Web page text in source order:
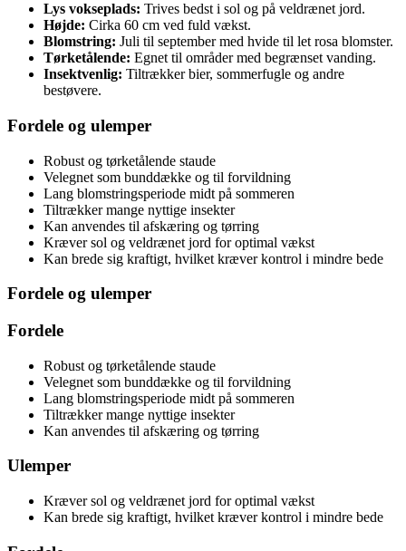
Lys vokseplads: Trives bedst i sol og på veldrænet jord.
Højde: Cirka 60 cm ved fuld vækst.
Blomstring: Juli til september med hvide til let rosa blomster.
Tørketålende: Egnet til områder med begrænset vanding.
Insektvenlig: Tiltrækker bier, sommerfugle og andre
bestøvere.
Fordele og ulemper
Robust og tørketålende staude
Velegnet som bunddække og til forvildning
Lang blomstringsperiode midt på sommeren
Tiltrækker mange nyttige insekter
Kan anvendes til afskæring og tørring
Kræver sol og veldrænet jord for optimal vækst
Kan brede sig kraftigt, hvilket kræver kontrol i mindre bede
Fordele og ulemper
Fordele
Robust og tørketålende staude
Velegnet som bunddække og til forvildning
Lang blomstringsperiode midt på sommeren
Tiltrækker mange nyttige insekter
Kan anvendes til afskæring og tørring
Ulemper
Kræver sol og veldrænet jord for optimal vækst
Kan brede sig kraftigt, hvilket kræver kontrol i mindre bede